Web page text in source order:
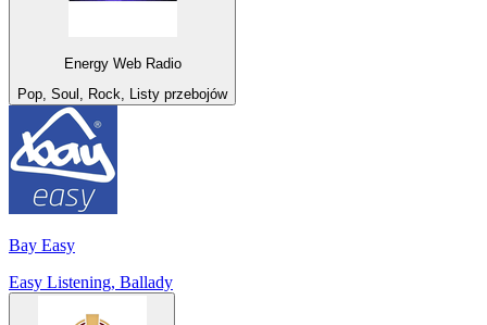
Energy Web Radio
Pop, Soul, Rock, Listy przebojów
Bay Easy
Easy Listening, Ballady